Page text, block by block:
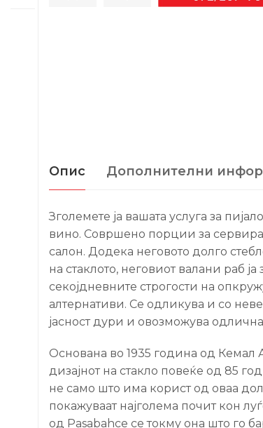
Опис Дополнителни
Зголемете ја вашата услуга за
вино. Совршено порции за
салон. Додека неговото долго
на стаклото, неговиот валани раб
секојдневните строгости на
алтернативи. Се одликува и со
јасност дури и овозможува
Основана во 1935 година од Кемал
дизајнот на стакло повеќе од 85
не само што има корист од оваа
покажуваат најголема почит кон
од Pasabahce се токму она што го